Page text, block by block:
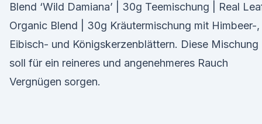
Blend ‘Wild Damiana’ | 30g Teemischung | Real
Organic Blend | 30g Kräutermischung mit Himbeer-,
Eibisch- und Königskerzenblättern. Diese Mischung
soll für ein reineres und angenehmeres Rauch
Vergnügen sorgen.